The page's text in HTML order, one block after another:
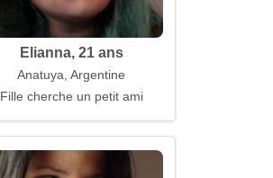
Elianna, 21 ans
Anatuya, Argentine
Fille cherche un petit ami